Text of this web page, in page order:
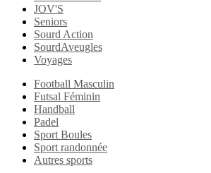
JOV'S
Seniors
Sourd Action
SourdAveugles
Voyages
Football Masculin
Futsal Féminin
Handball
Padel
Sport Boules
Sport randonnée
Autres sports